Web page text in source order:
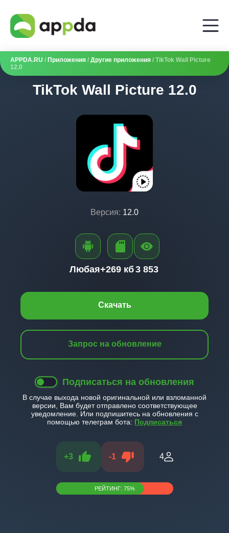
APPDA.RU / Приложения / Другие приложения / TikTok Wall Picture
12.0
TikTok Wall Picture 12.0
Версия: 12.0
Скачать
Запрос на обновление
Подписаться на обновления
В случае выхода новой оригинальной или взломанной
версии, Вам будет отправлено соответствующее
уведомление. Или подпишитесь на обновления с
помощью телеграм бота: Подписаться
+3 -1 4
РЕЙТИНГ: 75%
Любая+269 кб3 853